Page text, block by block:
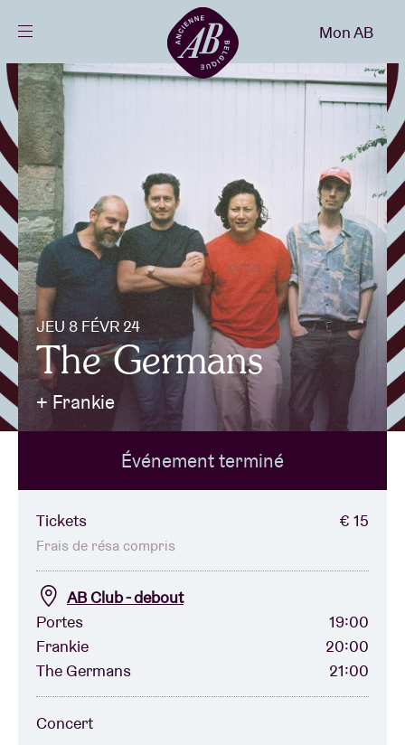
FR
Agenda
Projets
Actualités
Infos visiteurs
AB ❤ you
Location de salles
BRDCST
ABtv
Chèque-concert
À propos de l'AB
Contact
Mon AB
JEU 8 FÉVR 24
The Germans
+ Frankie
Événement terminé
Tickets € 15
Frais de résa compris
AB Club - debout
Portes
19:00
Frankie
20:00
The Germans
21:00
Concert